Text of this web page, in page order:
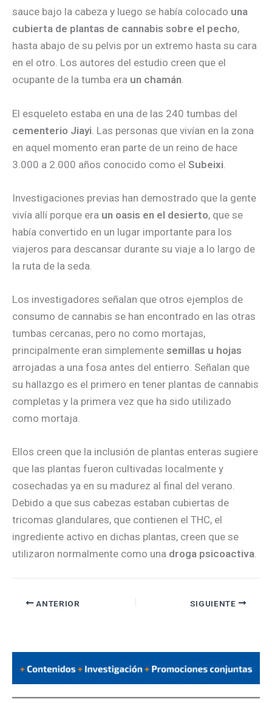
sauce bajo la cabeza y luego se había colocado una
cubierta de plantas de cannabis sobre el pecho,
hasta abajo de su pelvis por un extremo hasta su cara
en el otro. Los autores del estudio creen que el
ocupante de la tumba era un chamán.
El esqueleto estaba en una de las 240 tumbas del
cementerio Jiayi . Las personas que vivían en la zona
en aquel momento eran parte de un reino de hace
3.000 a 2.000 años conocido como el Subeixi
Investigaciones previas han demostrado que la gente
vivía allí porque era un oasis en el desierto, que se
había convertido en un lugar importante para los
viajeros para descansar durante su viaje a lo largo de
la ruta de la seda.
Los investigadores señalan que otros ejemplos de
consumo de cannabis se han encontrado en las otras
tumbas cercanas, pero no como mortajas,
principalmente eran simplemente semillas u hojas
arrojadas a una fosa antes del entierro. Señalan que
su hallazgo es el primero en tener plantas de cannabis
completas y la primera vez que ha sido utilizado
como mortaja.
Ellos creen que la inclusión de plantas enteras sugiere
que las plantas fueron cultivadas localmente y
cosechadas ya en su madurez al final del verano.
Debido a que sus cabezas estaban cubiertas de
tricomas glandulares, que contienen el THC, el
ingrediente activo en dichas plantas, creen que se
utilizaron normalmente como una droga psicoactiva.
ANTERIOR SIGUIENTE